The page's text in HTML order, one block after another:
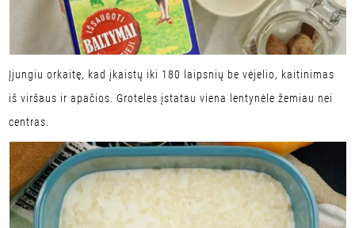
Įjungiu orkaitę, kad įkaistų iki 180 laipsnių be vėjelio, kaitinimas
iš viršaus ir apačios. Groteles įstatau viena lentynėle žemiau nei
centras.